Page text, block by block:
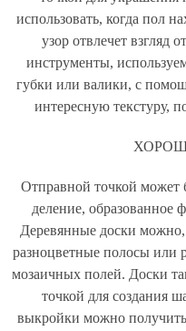
использовать, когда пол
узор отвлечет взгляд
инструменты,
губки или валики, с
интересную текстуру,
Отправной точкой может
деление, образованное
Деревянные доски можно,
разноцветные полосы или
мозаичных полей. Доски
точкой для создания
выкройки можно